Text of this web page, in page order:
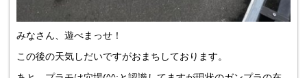
みなさん、遊べまっせ！
この後の天気しだいですがおまちしております。